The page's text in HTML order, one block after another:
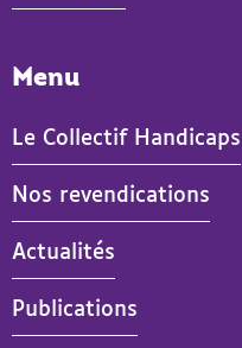
Menu
Le Collectif Handicaps
Nos revendications
Actualités
- Actif
Publications